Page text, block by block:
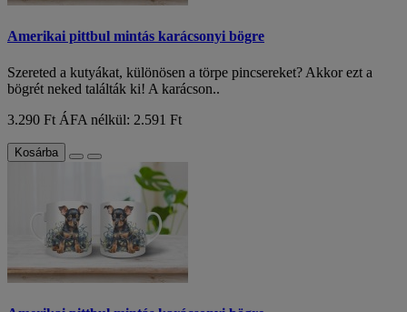
Amerikai pittbul mintás karácsonyi bögre
Szereted a kutyákat, különösen a törpe pincsereket? Akkor ezt a
bögrét neked találták ki! A karácson..
3.290 Ft ÁFA nélkül: 2.591 Ft
Kosárba